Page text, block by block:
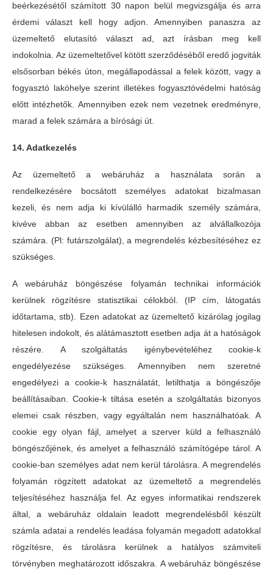
beérkezésétől számított 30 napon belül megvizsgálja és arra
érdemi választ kell hogy adjon. Amennyiben panaszra az
üzemeltető elutasító választ ad, azt írásban meg kell
indokolnia. Az üzemeltetővel kötött szerződéséből eredő jogviták
elsősorban békés úton, megállapodással a felek között, vagy a
fogyasztó lakóhelye szerint illetékes fogyasztóvédelmi hatóság
előtt intézhetők. Amennyiben ezek nem vezetnek eredményre,
marad a felek számára a bírósági út.
14. Adatkezelés
Az üzemeltető a webáruház a használata során a
rendelkezésére bocsátott személyes adatokat bizalmasan
kezeli, és nem adja ki kívülálló harmadik személy számára,
kivéve abban az esetben amennyiben az alvállalkozója
számára. (Pl: futárszolgálat), a megrendelés kézbesítéséhez ez
szükséges.
A webáruház böngészése folyamán technikai információk
kerülnek rögzítésre statisztikai célokból. (IP cím, látogatás
időtartama, stb). Ezen adatokat az üzemeltető kizárólag jogilag
hitelesen indokolt, és alátámasztott esetben adja át a hatóságok
részére. A szolgáltatás igénybevételéhez cookie-k
engedélyezése szükséges. Amennyiben nem szeretné
engedélyezi a cookie-k használatát, letilthatja a böngészője
beállításaiban. Cookie-k tiltása esetén a szolgáltatás bizonyos
elemei csak részben, vagy egyáltalán nem használhatóak. A
cookie egy olyan fájl, amelyet a szerver küld a felhasználó
böngészőjének, és amelyet a felhasználó számítógépe tárol. A
cookie-ban személyes adat nem kerül tárolásra. A megrendelés
folyamán rögzített adatokat az üzemeltető a megrendelés
teljesítéséhez használja fel. Az egyes informatikai rendszerek
által, a webáruház oldalain leadott megrendelésből készült
számla adatai a rendelés leadása folyamán megadott adatokkal
rögzítésre, és tárolásra kerülnek a hatályos számviteli
törvényben meghatározott időszakra. A webáruház böngészése